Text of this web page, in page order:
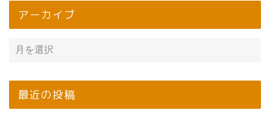
アーカイブ
最近の投稿